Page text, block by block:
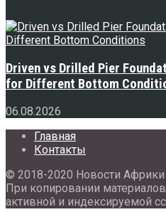
Driven vs Drilled Pier
for Different Bottom
06.08.2026
Главная
Контакты
© 2018-2020 Новости Африки
При копировании материалов
активной и индексируемой